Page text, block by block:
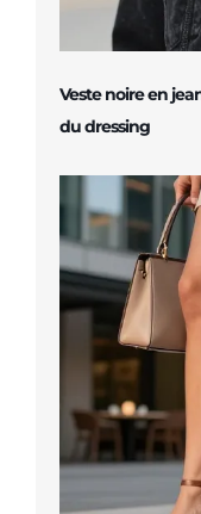
Veste noire en
du dressing